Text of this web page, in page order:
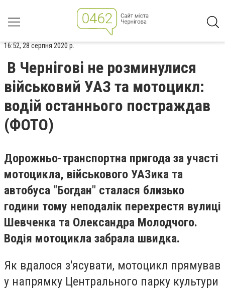
16:52, 28 серпня 2020 р.
В Чернігові не розминулися
військовий УАЗ та мотоцикл:
водій останнього постраждав
(ФОТО)
Дорожньо-транспортна пригода за участі
мотоцикла, військового УАЗика та
автобуса "Богдан" сталася близько
години тому неподалік перехрестя вулиці
Шевченка та Олександра Молодчого.
Водія мотоцикла забрала швидка.
Як вдалося з'ясувати, мотоцикл прямував
у напрямку Центрального парку культури